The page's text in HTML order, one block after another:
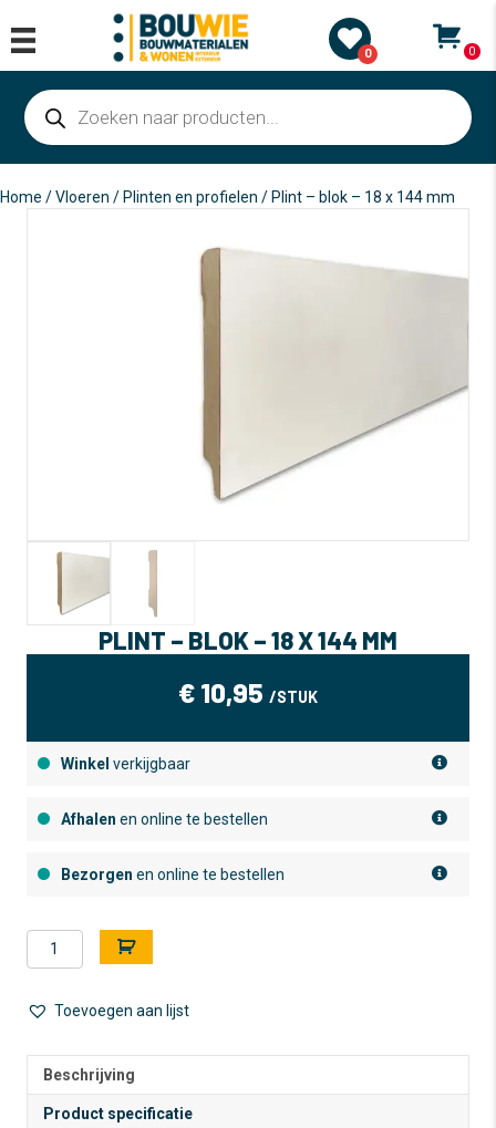
0 0
Producten
zoeken
Home /Vloeren / Plinten en profielen / Plint – blok – 18 x 144 mm
PLINT – BLOK – 18 X 144 MM
€ 10,95 /STUK
Winkel verkijgbaar
Afhalen en online te bestellen
Bezorgen en online te bestellen
Plint
-
-
144
mm
aantal
l
e
n
t
i
Toevoegen aan lijst
Beschrijving
Product specificatie